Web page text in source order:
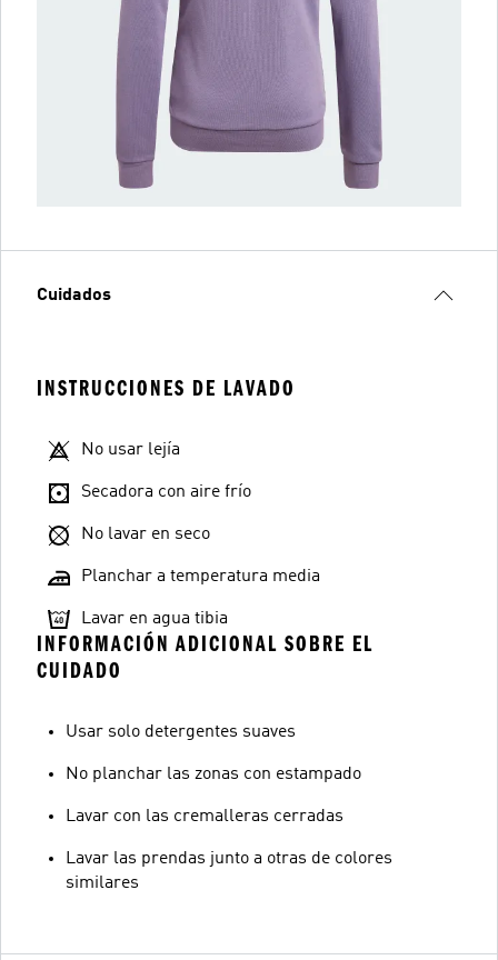
Cuidados
INSTRUCCIONES DE LAVADO
No usar lejía
Secadora con aire frío
No lavar en seco
Planchar a temperatura media
Lavar en agua tibia
INFORMACIÓN ADICIONAL SOBRE EL
CUIDADO
Usar solo detergentes suaves
No planchar las zonas con estampado
Lavar con las cremalleras cerradas
Lavar las prendas junto a otras de colores
similares